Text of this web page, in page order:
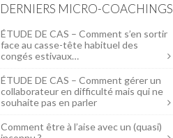
DERNIERS MICRO-COACHINGS
ÉTUDE DE CAS – Comment s’en sortir
face au casse-tête habituel des
congés estivaux…
ÉTUDE DE CAS – Comment gérer un
collaborateur en difficulté mais qui ne
souhaite pas en parler
Comment être à l’aise avec un (quasi)